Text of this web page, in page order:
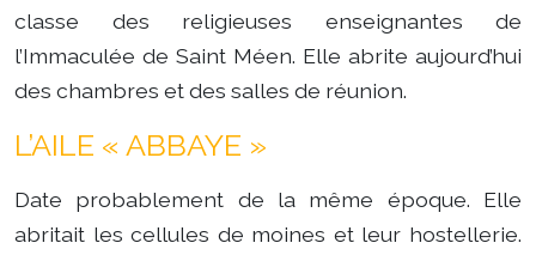
classe des religieuses enseignantes de
l’Immaculée de Saint Méen. Elle abrite aujourd’hui
des chambres et des salles de réunion.
L’AILE « ABBAYE »
Date probablement de la même époque. Elle
abritait les cellules de moines et leur hostellerie.